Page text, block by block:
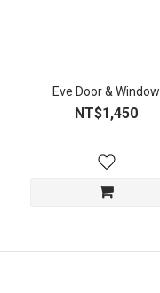
Eve Door & Window
NT$1,450